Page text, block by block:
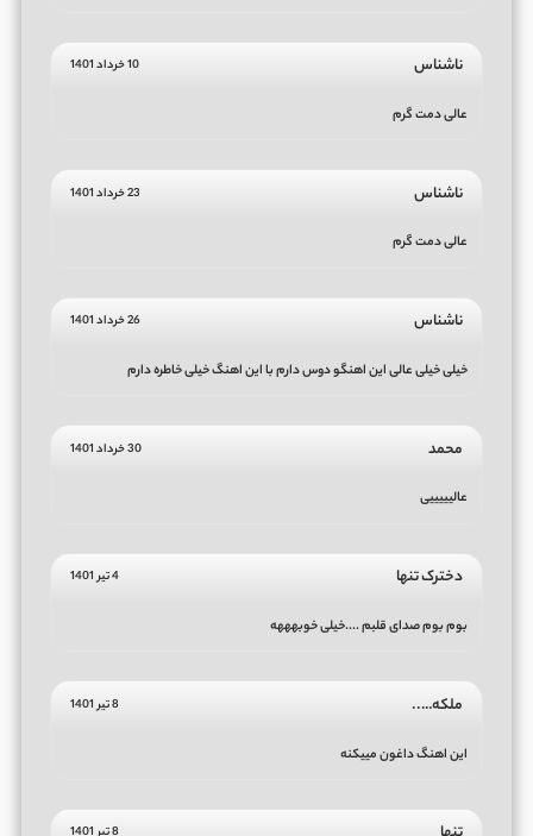
ناشناس 10 خرداد 1401
عالی دمت گرم
ناشناس 23 خرداد 1401
عالی دمت گرم
ناشناس 26 خرداد 1401
خیلی خیلی عالی این اهنگو دوس دارم با این اهنگ خیلی خاطره دارم
محمد 30 خرداد 1401
عالیییییی
دخترک تنها 4 تیر 1401
بوم بوم صدای قلبم ....خیلی خوبهههه
ملکه….. 8 تیر 1401
این اهنگ داغون مییکنه